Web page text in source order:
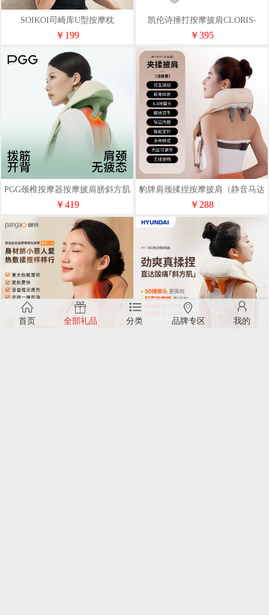
SOIKOI司崎库U型按摩枕
￥199
凯伦诗捶打按摩披肩CLORIS-
D910
￥395
PGG颈椎按摩器按摩披肩膀斜方肌
肩颈部按摩仪M7森林绿
￥419
豹牌肩颈揉捏按摩披肩（静音马达
升级款）BP-S13
￥288
首页 全部礼品 分类 品牌专区 我的